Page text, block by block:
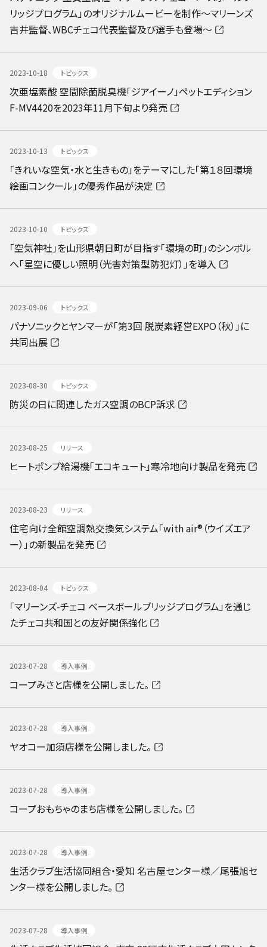
リッジプログラム」のオリジナルムービーを制作～マリーンズ
吉井監督、WBCチェコ代表監督及び選手も登場～
2023-10-18 トピックス
次亜塩素酸 空間除菌脱臭機「ジアイーノ」ペットエディション
F-MV4420を2023年11月下旬より発売
2023-10-13 トピックス
「きれいな空気・水と生きもの」をテーマにした「第１８回環境
絵画コンクール」の優秀作品が決定
2023-10-10 トピックス
「空気神社」を山形県朝日町が目指す「環境の町」のシンボル
へ「星空に優しい照明（光害対策型防犯灯）」を導入
2023-09-06 トピックス
パナソニックとヤンマーが「第3回 脱炭素経営EXPO（秋）」に
共同出展
2023-08-30 トピックス
防災の日に関連したガス空調のBCP訴求
2023-08-25 リリース
ヒートポンプ給湯機「エコキュート」寒冷地向け製品を発売
2023-08-23 リリース
住宅向け全館空調熱交換気システム「with air®️（ウイズエア
ー）」の新製品を発売
2023-08-04 トピックス
「マリーンズ-チェコ ベースボールブリッジプログラム」を通じ
たチェコ共和国との友好関係強化
2023-07-28 導入事例
コープみさと店様を公開しました。
2023-07-28 導入事例
ヤオコー加須店様を公開しました。
2023-07-28 導入事例
コープおもちゃのまち店様を公開しました。
2023-07-28 導入事例
生活クラブ生活協同組合・愛知 名古屋センター様／尾張旭セ
ンター様を公開しました。
2023-07-28 導入事例